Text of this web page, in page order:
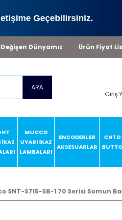
Geçebilirsiniz.
Dünyamız Ürün Fiyat
ARA
Giriş
İKAZ
MUCCO
UYARI İKAZ
LAMBALARI
ENCODERLER
AKSESUARLAR
CNTD
BUTTO
SNT-S715-SB-1 70 Serisi Somun